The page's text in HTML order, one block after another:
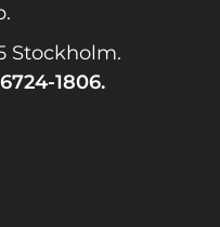
Stockholm.
1806.